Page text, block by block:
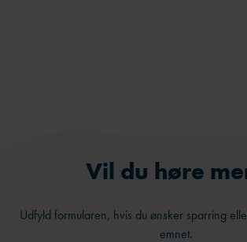
Vil du høre
Udfyld formularen, hvis du ønsker sparring
emnet.